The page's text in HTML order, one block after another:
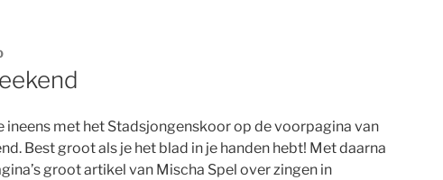
ineens met het Stadsjongenskoor op de voorpagina van
Best groot als je het blad in je handen hebt! Met daarna
groot artikel van Mischa Spel over zingen in